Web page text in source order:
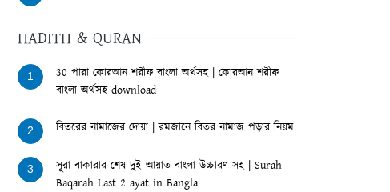
HADITH & QURAN
1
30 পারা কোরআন শরীফ বাংলা অর্থসহ | কোরআন শরীফ
বাংলা অর্থসহ download
2 বিতরের নামাজের দোয়া | রমজানে বিতর নামাজ পড়ার নিয়ম
3
সূরা বাকারার শেষ দুই আয়াত বাংলা উচ্চারণ সহ | Surah
Baqarah Last 2 ayat in Bangla